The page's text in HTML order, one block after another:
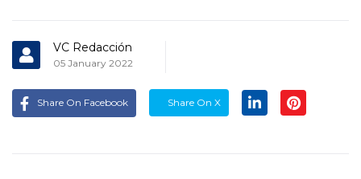
VC Redacción
05 January 2022
Share On Facebook Share On X